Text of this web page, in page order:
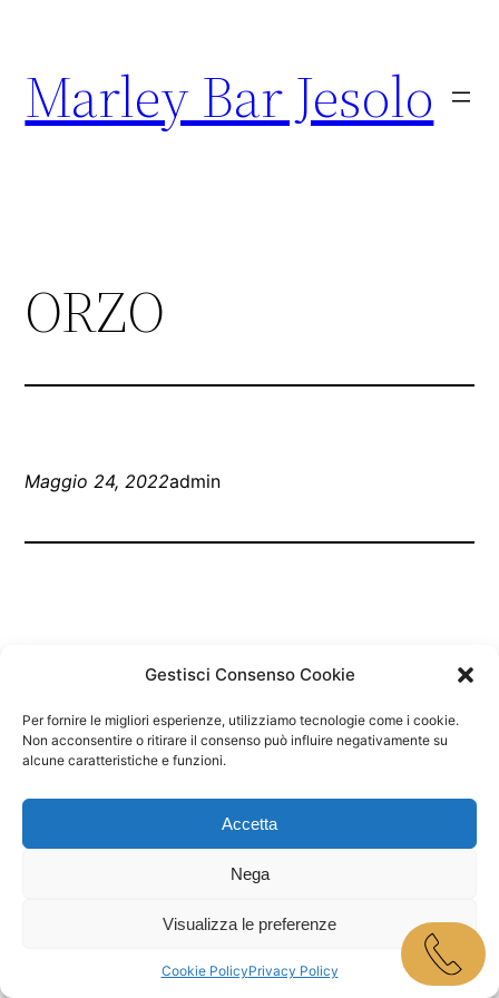
Gestisci Consenso Cookie
Per fornire le migliori esperienze, utilizziamo tecnologie come i cookie.
Non acconsentire o ritirare il consenso può influire negativamente su
alcune caratteristiche e funzioni.
Accetta
Nega
Visualizza le preferenze
Cookie PolicyPrivacy Policy
Marley Bar Jesolo
ORZO
Maggio 24, 2022admin
Marley Bar Jesolo
Proudly powered byWordPress